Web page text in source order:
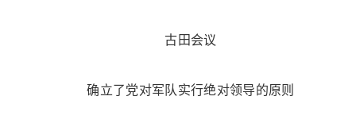
古田会议
确立了党对军队实行绝对领导的原则